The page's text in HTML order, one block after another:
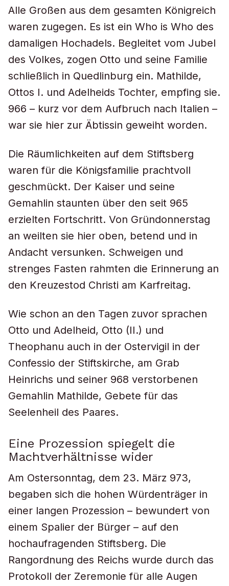
Alle Großen aus dem gesamten Königreich
waren zugegen. Es ist ein Who is Who des
damaligen Hochadels. Begleitet vom Jubel
des Volkes, zogen Otto und seine Familie
schließlich in Quedlinburg ein. Mathilde,
Ottos I. und Adelheids Tochter, empfing sie.
966 – kurz vor dem Aufbruch nach Italien –
war sie hier zur Äbtissin geweiht worden.
Die Räumlichkeiten auf dem Stiftsberg
waren für die Königsfamilie prachtvoll
geschmückt. Der Kaiser und seine
Gemahlin staunten über den seit 965
erzielten Fortschritt. Von Gründonnerstag
an weilten sie hier oben, betend und in
Andacht versunken. Schweigen und
strenges Fasten rahmten die Erinnerung an
den Kreuzestod Christi am Karfreitag.
Wie schon an den Tagen zuvor sprachen
Otto und Adelheid, Otto (II.) und
Theophanu auch in der Ostervigil in der
Confessio der Stiftskirche, am Grab
Heinrichs und seiner 968 verstorbenen
Gemahlin Mathilde, Gebete für das
Seelenheil des Paares.
Eine Prozession spiegelt die
Machtverhältnisse wider
Am Ostersonntag, dem 23. März 973,
begaben sich die hohen Würdenträger in
einer langen Prozession – bewundert von
einem Spalier der Bürger – auf den
hochaufragenden Stiftsberg. Die
Rangordnung des Reichs wurde durch das
Protokoll der Zeremonie für alle Augen